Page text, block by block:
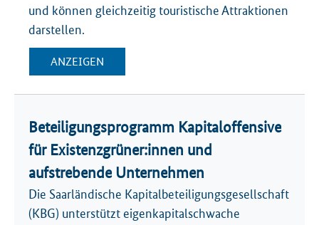
und können gleichzeitig touristische Attraktionen
darstellen.
ANZEIGEN
Beteiligungsprogramm Kapitaloffensive
für Existenzgrüner:innen und
aufstrebende Unternehmen
Die Saarländische Kapitalbeteiligungsgesellschaft
(KBG) unterstützt eigenkapitalschwache